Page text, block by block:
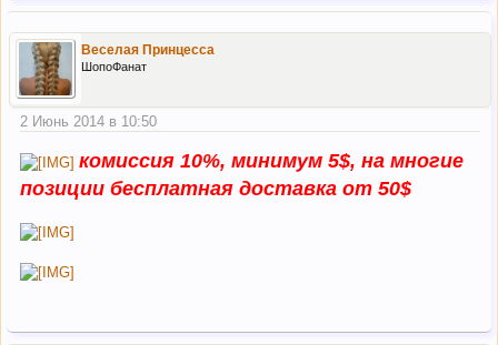
Веселая Принцесса
ШопоФанат
2 Июнь 2014 в 10:50
комиссия 10%, минимум 5$, на многие
позиции беcплатная доставка от 50$